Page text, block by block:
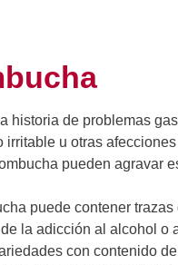
historia de problemas
u otras
pueden agravar
puede contener
la adicción al alcohol o
con contenido